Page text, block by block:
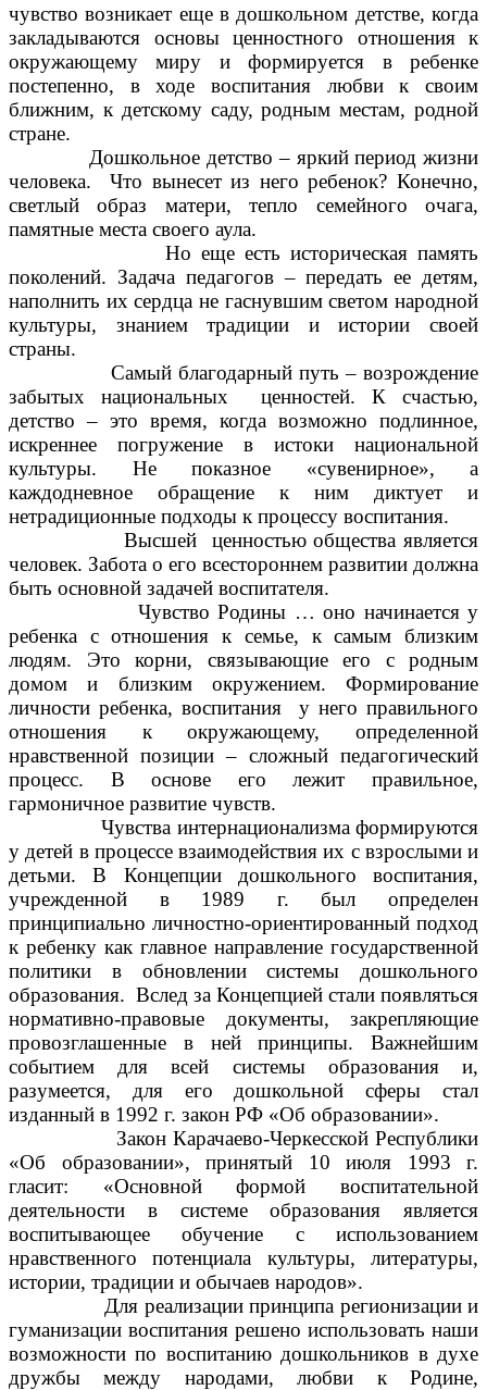
чувство возникает еще в дошкольном детстве, когда
закладываются основы ценностного отношения к
окружающему миру и формируется в ребенке
постепенно, в ходе воспитания любви к своим
ближним, к детскому саду, родным местам, родной
стране.
Дошкольное детство – яркий период жизни
человека. Что вынесет из него ребенок? Конечно,
светлый образ матери, тепло семейного очага,
памятные места своего аула.
Но еще есть историческая память
поколений. Задача педагогов – передать ее детям,
наполнить их сердца не гаснувшим светом народной
культуры, знанием традиции и истории своей
страны.
Самый благодарный путь – возрождение
забытых национальных ценностей. К счастью,
детство – это время, когда возможно подлинное,
искреннее погружение в истоки национальной
культуры. Не показное «сувенирное», а
каждодневное обращение к ним диктует и
нетрадиционные подходы к процессу воспитания.
Высшей ценностью общества является
человек. Забота о его всестороннем развитии должна
быть основной задачей воспитателя.
Чувство Родины … оно начинается у
ребенка с отношения к семье, к самым близким
людям. Это корни, связывающие его с родным
домом и близким окружением. Формирование
личности ребенка, воспитания у него правильного
отношения к окружающему, определенной
нравственной позиции – сложный педагогический
процесс. В основе его лежит правильное,
гармоничное развитие чувств.
Чувства интернационализма формируются
у детей в процессе взаимодействия их с взрослыми и
детьми. В Концепции дошкольного воспитания,
учрежденной в 1989 г. был определен
принципиально личностно-ориентированный подход
к ребенку как главное направление государственной
политики в обновлении системы дошкольного
образования. Вслед за Концепцией стали появляться
нормативно-правовые документы, закрепляющие
провозглашенные в ней принципы. Важнейшим
событием для всей системы образования и,
разумеется, для его дошкольной сферы стал
изданный в 1992 г. закон РФ «Об образовании».
Закон Карачаево-Черкесской Республики
«Об образовании», принятый 10 июля 1993 г.
гласит: «Основной формой воспитательной
деятельности в системе образования является
воспитывающее обучение с использованием
нравственного потенциала культуры, литературы,
истории, традиции и обычаев народов».
Для реализации принципа регионизации и
гуманизации воспитания решено использовать наши
возможности по воспитанию дошкольников в духе
дружбы между народами, любви к Родине,